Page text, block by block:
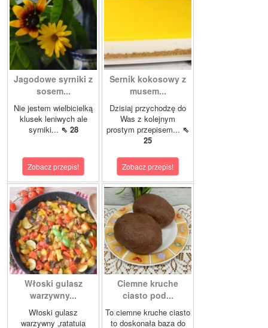
Jagodowe syrniki z
sosem...
Nie jestem wielbicielką
klusek leniwych ale
syrniki... ⇖ 28
Zobacz przepis!
Sernik kokosowy z
musem...
Dzisiaj przychodzę do
Was z kolejnym
prostym przepisem... ⇖
25
Zobacz przepis!
Włoski gulasz
warzywny...
Włoski gulasz
warzywny „ratatuia
Ciemne kruche
ciasto pod...
To ciemne kruche ciasto
to doskonała baza do